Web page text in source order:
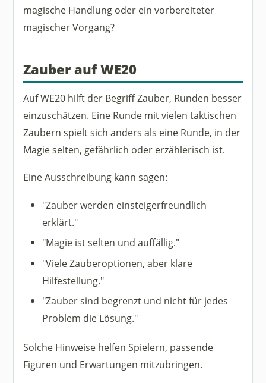
magische Handlung oder ein vorbereiteter
magischer Vorgang?
Zauber auf WE20
Auf WE20 hilft der Begriff Zauber, Runden besser
einzuschätzen. Eine Runde mit vielen taktischen
Zaubern spielt sich anders als eine Runde, in der
Magie selten, gefährlich oder erzählerisch ist.
Eine Ausschreibung kann sagen:
"Zauber werden einsteigerfreundlich
erklärt."
"Magie ist selten und auffällig."
"Viele Zauberoptionen, aber klare
Hilfestellung."
"Zauber sind begrenzt und nicht für jedes
Problem die Lösung."
Solche Hinweise helfen Spielern, passende
Figuren und Erwartungen mitzubringen.